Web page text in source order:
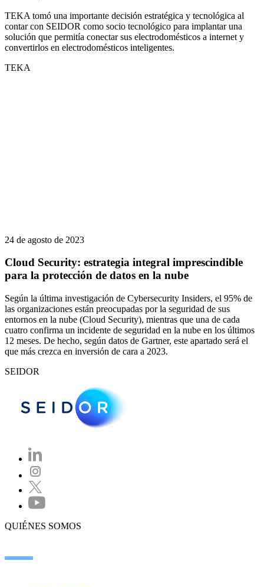
TEKA tomó una importante decisión estratégica y tecnológica al
contar con SEIDOR como socio tecnológico para implantar una
solución que permitía conectar sus electrodomésticos a internet y
convertirlos en electrodomésticos inteligentes.
TEKA
24 de agosto de 2023
Cloud Security: estrategia integral imprescindible
para la protección de datos en la nube
Según la última investigación de Cybersecurity Insiders, el 95% de
las organizaciones están preocupadas por la seguridad de sus
entornos en la nube (Cloud Security), mientras que una de cada
cuatro confirma un incidente de seguridad en la nube en los últimos
12 meses. De hecho, según datos de Gartner, este apartado será el
que más crezca en inversión de cara a 2023.
SEIDOR
QUIÉNES SOMOS